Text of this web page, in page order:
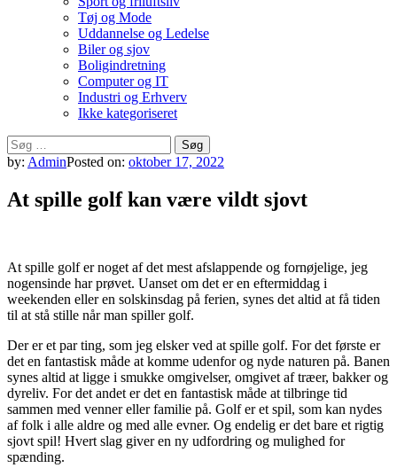
Tøj og Mode
Uddannelse og Ledelse
Biler og sjov
Boligindretning
Computer og IT
Industri og Erhverv
Ikke kategoriseret
Søg
efter:
by: AdminPosted on: oktober 17, 2022
At spille golf kan være vildt sjovt
At spille golf er noget af det mest afslappende og fornøjelige, jeg
nogensinde har prøvet. Uanset om det er en eftermiddag i
weekenden eller en solskinsdag på ferien, synes det altid at få tiden
til at stå stille når man spiller golf.
Der er et par ting, som jeg elsker ved at spille golf. For det første er
det en fantastisk måde at komme udenfor og nyde naturen på. Banen
synes altid at ligge i smukke omgivelser, omgivet af træer, bakker og
dyreliv. For det andet er det en fantastisk måde at tilbringe tid
sammen med venner eller familie på. Golf er et spil, som kan nydes
af folk i alle aldre og med alle evner. Og endelig er det bare et rigtig
sjovt spil! Hvert slag giver en ny udfordring og mulighed for
spænding.